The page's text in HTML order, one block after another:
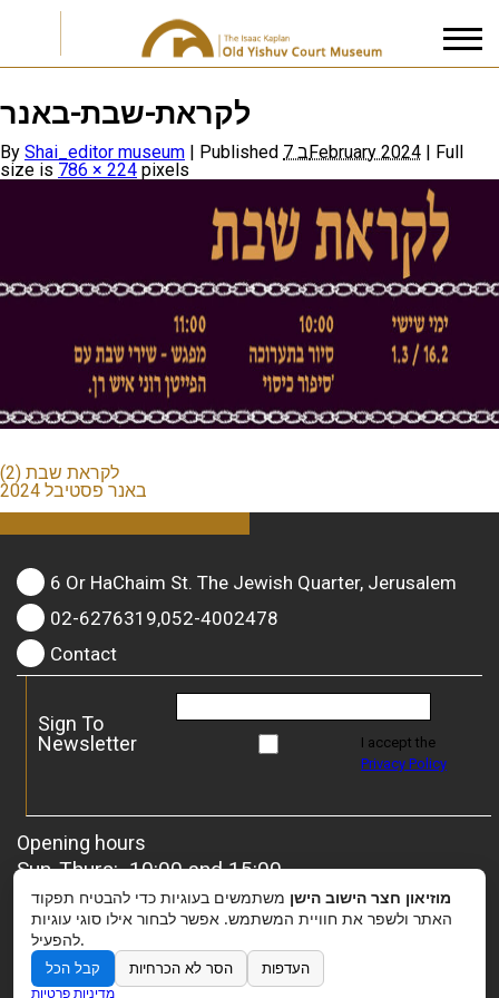
לקראת-שבת-באנר
By Shai_editor museum | Published 7 בFebruary 2024 | Full
size is 786 × 224 pixels
לקראת שבת (2)
באנר פסטיבל 2024
6 Or HaChaim St. The Jewish Quarter, Jerusalem
02-6276319,052-4002478
Contact
Sign To
Newsletter
I accept the
Privacy Policy
Opening hours
Sun-Thurs: 10:00 and 15:00
Friday: 10:00 and 13:00
For groups– it is possible to coordinate a special
opening.
מוזיאון חצר הישוב הישן משתמשים בעוגיות כדי להבטיח תפקוד
האתר ולשפר את חוויית המשתמש. אפשר לבחור אילו סוגי עוגיות
להפעיל.
קבל הכל הסר לא הכרחיות העדפות
מדיניות פרטיות